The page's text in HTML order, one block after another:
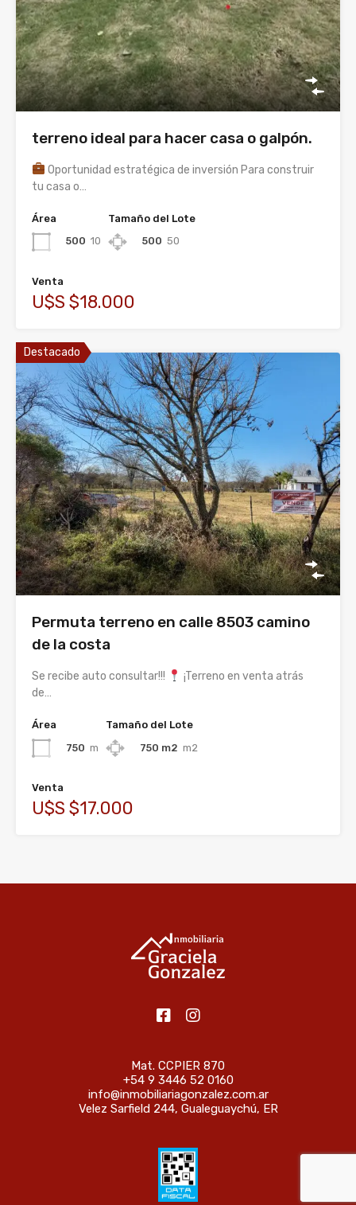
terreno ideal para hacer casa o galpón.
Oportunidad estratégica de inversión Para construir
tu casa o…
Área
500 10
Tamaño del Lote
500 50
Venta
U$S $18.000
Destacado
Permuta terreno en calle 8503 camino
de la costa
Se recibe auto consultar!!!
¡Terreno en venta atrás
de…
Área
750 m
Tamaño del Lote
750 m2 m2
Venta
U$S $17.000
Mat. CCPIER 870
+54 9 3446 52 0160
info@inmobiliariagonzalez.com.ar
Velez Sarfield 244, Gualeguaychú, ER